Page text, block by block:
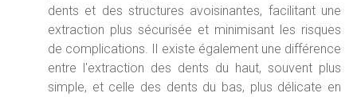
dents et des structures avoisinantes, facilitant une
extraction plus sécurisée et minimisant les risques
de complications. Il existe également une différence
entre l'extraction des dents du haut, souvent plus
simple, et celle des dents du bas, plus délicate en